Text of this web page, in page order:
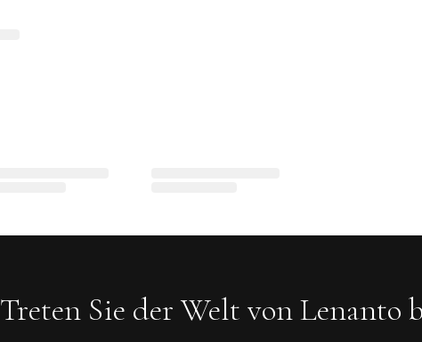
Treten Sie der Welt von Lenanto